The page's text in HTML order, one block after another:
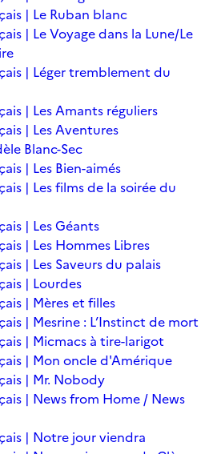
| Le Ruban blanc
| Le Voyage dans la Lune/Le
| Léger tremblement du
| Les Amants réguliers
| Les Aventures
Blanc-Sec
| Les Bien-aimés
| Les films de la soirée du
| Les Géants
| Les Hommes Libres
| Les Saveurs du palais
| Lourdes
| Mères et filles
| Mesrine : L’Instinct de mort
| Micmacs à tire-larigot
| Mon oncle d'Amérique
| Mr. Nobody
| News from Home / News
| Notre jour viendra